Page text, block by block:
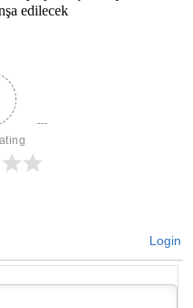
edilecek
Login